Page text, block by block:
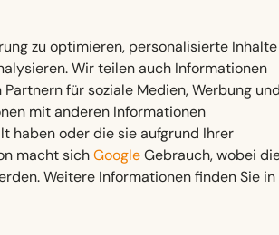
Ferienpark
an der
Urlaub bei
zu optimieren, personalisierte Inhalte
Wir teilen auch Informationen
für soziale Medien, Werbung und
mit anderen Informationen
haben oder die sie aufgrund Ihrer
macht sichGoogleGebrauch, wobei
Weitere Informationen finden Sie in